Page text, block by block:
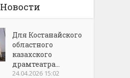
Новости
Для Костанайского
областного
казахского
драмтеатра...
24.04.2026 15:02